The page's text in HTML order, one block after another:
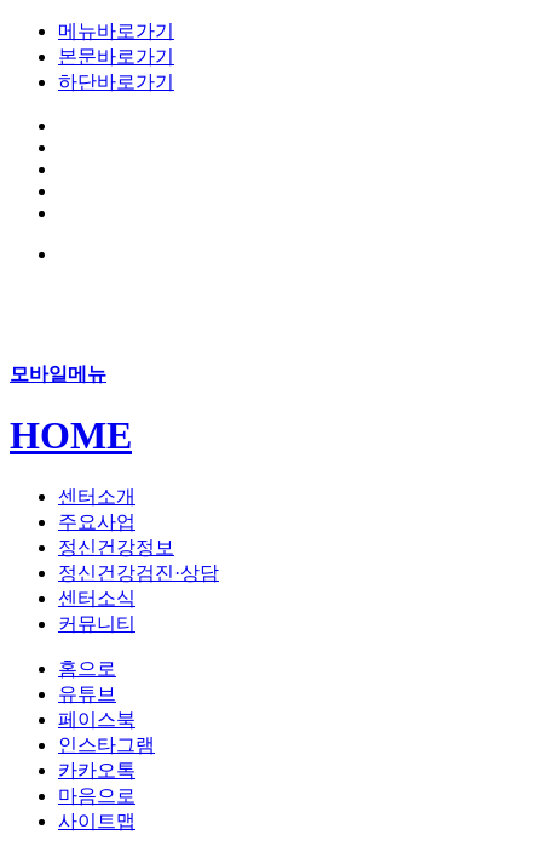
메뉴바로가기
본문바로가기
하단바로가기
모바일메뉴
HOME
센터소개
주요사업
정신건강정보
정신건강검진·상담
센터소식
커뮤니티
홈으로
유튜브
페이스북
인스타그램
카카오톡
마음으로
사이트맵